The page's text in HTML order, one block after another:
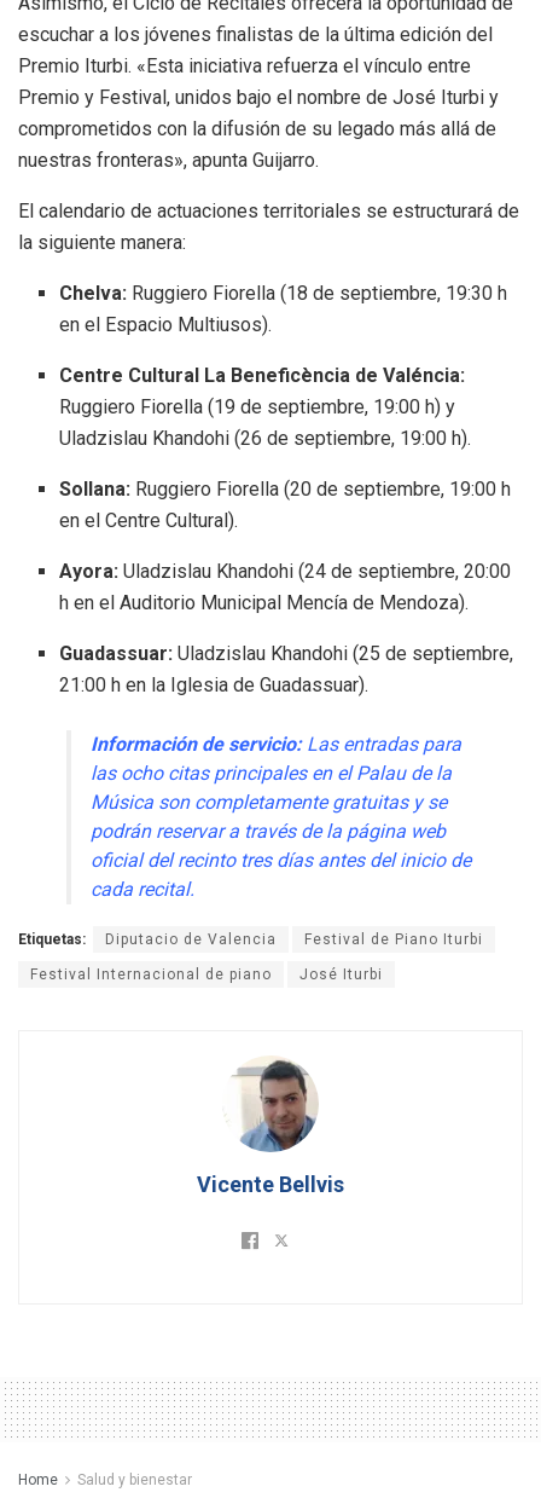
escuchar a los jóvenes finalistas de la última edición del
Premio Iturbi. «Esta iniciativa refuerza el vínculo entre
Premio y Festival, unidos bajo el nombre de José Iturbi y
comprometidos con la difusión de su legado más allá de
nuestras fronteras», apunta Guijarro.
El calendario de actuaciones territoriales se estructurará de
la siguiente manera:
Chelva: Ruggiero Fiorella (18 de septiembre, 19:30 h
en el Espacio Multiusos).
Centre Cultural La Beneficència de Valéncia:
Ruggiero Fiorella (19 de septiembre, 19:00 h) y
Uladzislau Khandohi (26 de septiembre, 19:00 h).
Sollana: Ruggiero Fiorella (20 de septiembre, 19:00 h
en el Centre Cultural).
Ayora: Uladzislau Khandohi (24 de septiembre, 20:00
h en el Auditorio Municipal Mencía de Mendoza).
Guadassuar: Uladzislau Khandohi (25 de septiembre,
21:00 h en la Iglesia de Guadassuar).
Información de servicio:Las entradas para
las ocho citas principales en el Palau de la
Música son completamente gratuitas y se
podrán reservar a través de la página web
oficial del recinto tres días antes del inicio de
cada recital.
Etiquetas: Diputacio de Valencia Festival de Piano Iturbi
Festival Internacional de piano José Iturbi
Vicente Bellvis
Home Salud y bienestar